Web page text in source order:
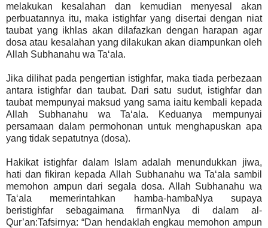
melakukan kesalahan dan kemudian menyesal akan
perbuatannya itu, maka istighfar yang disertai dengan niat
taubat yang ikhlas akan dilafazkan dengan harapan agar
dosa atau kesalahan yang dilakukan akan diampunkan oleh
Allah Subhanahu wa Ta‘ala.
Jika dilihat pada pengertian istighfar, maka tiada perbezaan
antara istighfar dan taubat. Dari satu sudut, istighfar dan
taubat mempunyai maksud yang sama iaitu kembali kepada
Allah Subhanahu wa Ta‘ala. Keduanya mempunyai
persamaan dalam permohonan untuk menghapuskan apa
yang tidak sepatutnya (dosa).
Hakikat istighfar dalam Islam adalah menundukkan jiwa,
hati dan fikiran kepada Allah Subhanahu wa Ta‘ala sambil
memohon ampun dari segala dosa. Allah Subhanahu wa
Ta‘ala memerintahkan hamba-hambaNya supaya
beristighfar sebagaimana firmanNya di dalam al-
Qur’an:Tafsirnya: “Dan hendaklah engkau memohon ampun